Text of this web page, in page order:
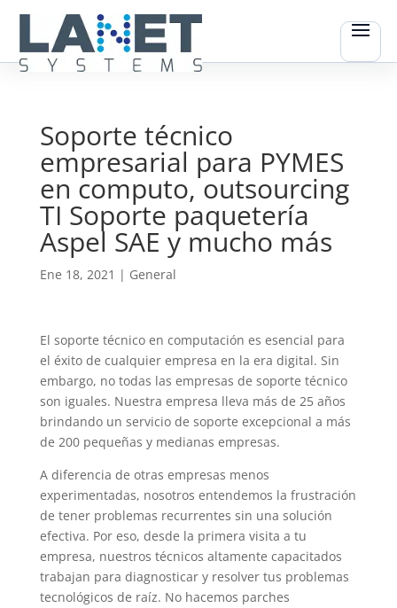
Soporte técnico
empresarial para PYMES
en computo, outsourcing
TI Soporte paquetería
Aspel SAE y mucho más
Ene 18, 2021 | General
El soporte técnico en computación es esencial para
el éxito de cualquier empresa en la era digital. Sin
embargo, no todas las empresas de soporte técnico
son iguales. Nuestra empresa lleva más de 25 años
brindando un servicio de soporte excepcional a más
de 200 pequeñas y medianas empresas.
A diferencia de otras empresas menos
experimentadas, nosotros entendemos la frustración
de tener problemas recurrentes sin una solución
efectiva. Por eso, desde la primera visita a tu
empresa, nuestros técnicos altamente capacitados
trabajan para diagnosticar y resolver tus problemas
tecnológicos de raíz. No hacemos parches